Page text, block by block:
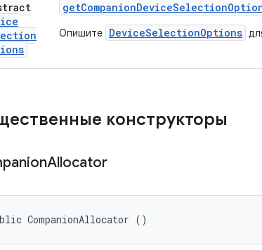
getCompanionDeviceSelection
Опишите DeviceSelectionOptions
конструкторы
Allocator
CompanionAllocator ()